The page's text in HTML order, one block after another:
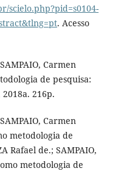
scielo.php?pid=s0104-
. Acesso
Carmen
de pesquisa:
216p.
Carmen
metodologia de
Rafael de.; SAMPAIO,
metodologia de